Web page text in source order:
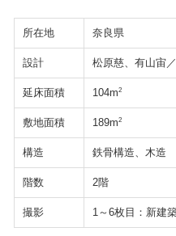
所在地 奈良県
設計 松原慈、有山宙
延床面積 104m2
敷地面積 189m2
構造 鉄骨構造、木造
階数 2階
撮影 1～6枚目：新建